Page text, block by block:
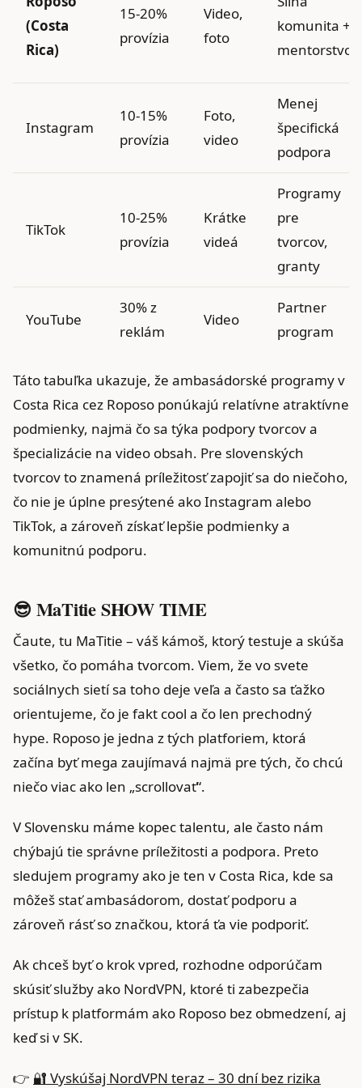
(Costa
Rica)
15-20%
provízia
Video,
foto
komunita +
mentorstvo
Instagram
10-15%
provízia
Foto,
video
Menej
špecifická
podpora
TikTok
10-25%
provízia
Krátke
videá
Programy
pre
tvorcov,
granty
YouTube
30% z
reklám
Video
Partner
program
Táto tabuľka ukazuje, že ambasádorské programy v
Costa Rica cez Roposo ponúkajú relatívne atraktívne
podmienky, najmä čo sa týka podpory tvorcov a
špecializácie na video obsah. Pre slovenských
tvorcov to znamená príležitosť zapojiť sa do niečoho,
čo nie je úplne presýtené ako Instagram alebo
TikTok, a zároveň získať lepšie podmienky a
komunitnú podporu.
😎 MaTitie SHOW TIME
Čaute, tu MaTitie – váš kámoš, ktorý testuje a skúša
všetko, čo pomáha tvorcom. Viem, že vo svete
sociálnych sietí sa toho deje veľa a často sa ťažko
orientujeme, čo je fakt cool a čo len prechodný
hype. Roposo je jedna z tých platforiem, ktorá
začína byť mega zaujímavá najmä pre tých, čo chcú
niečo viac ako len „scrollovať“.
V Slovensku máme kopec talentu, ale často nám
chýbajú tie správne príležitosti a podpora. Preto
sledujem programy ako je ten v Costa Rica, kde sa
môžeš stať ambasádorom, dostať podporu a
zároveň rásť so značkou, ktorá ťa vie podporiť.
Ak chceš byť o krok vpred, rozhodne odporúčam
skúsiť služby ako NordVPN, ktoré ti zabezpečia
prístup k platformám ako Roposo bez obmedzení, aj
keď si v SK.
👉 🔐 Vyskúšaj NordVPN teraz – 30 dní bez rizika